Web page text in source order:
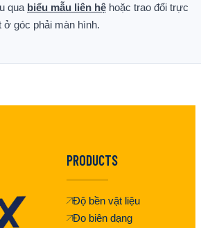
qua biểu mẫu liên hệ hoặc trao đổi trực
ở góc phải màn hình.
PRODUCTS
Độ bền vật liệu
Đo biên dạng